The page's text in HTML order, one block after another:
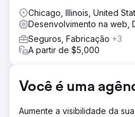
A plataforma foi lançada com
2.000 assinantes. Agora, ela
digital em crescimento e
por meio de experiências 3D
Chicago, Illinois, United
Desenvolvimento na web,
Seguros, Fabricação +3
A partir de $5,000
Você é uma
Aumente a visibilidade da